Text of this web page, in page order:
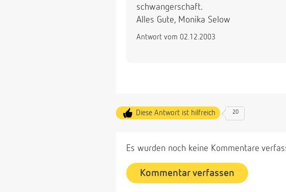
schwangerschaft.
Alles Gute, Monika Selow
Antwort vom 02.12.2003
Diese Antwort ist hilfreich 20
Es wurden noch keine Kommentare
Kommentar verfassen